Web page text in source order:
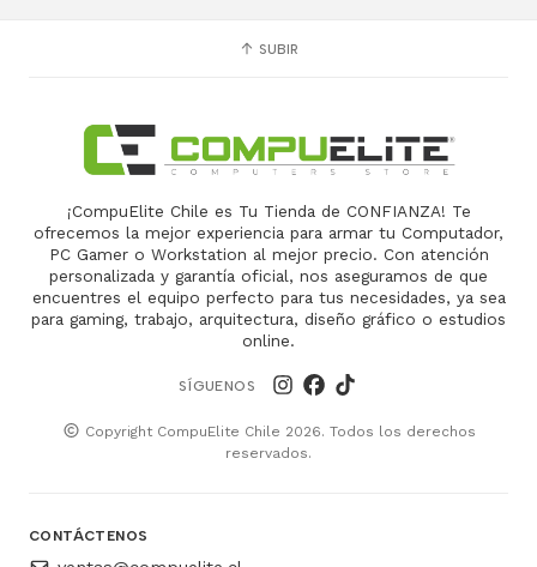
SUBIR
¡CompuElite Chile es Tu Tienda de CONFIANZA! Te
ofrecemos la mejor experiencia para armar tu Computador,
PC Gamer o Workstation al mejor precio. Con atención
personalizada y garantía oficial, nos aseguramos de que
encuentres el equipo perfecto para tus necesidades, ya sea
para gaming, trabajo, arquitectura, diseño gráfico o estudios
online.
SÍGUENOS
Copyright CompuElite Chile 2026. Todos los derechos
reservados.
CONTÁCTENOS